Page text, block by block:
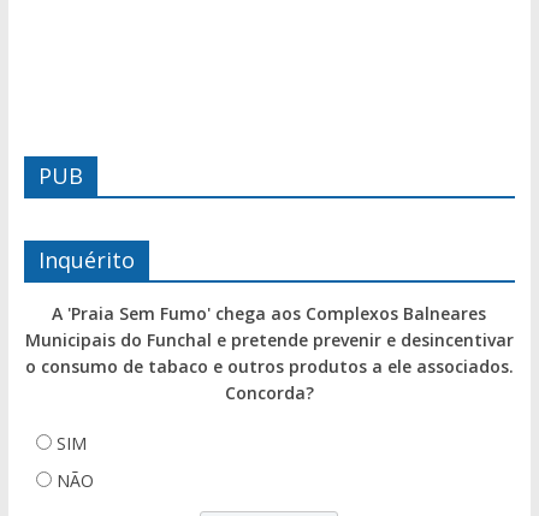
PUB
Inquérito
A 'Praia Sem Fumo' chega aos Complexos Balneares
Municipais do Funchal e pretende prevenir e desincentivar
o consumo de tabaco e outros produtos a ele associados.
Concorda?
SIM
NÃO